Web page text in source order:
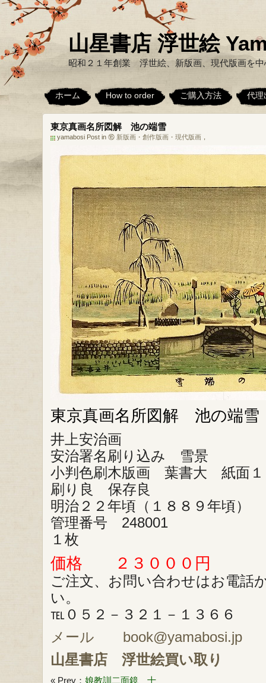
山星書店 浮世絵
昭和２１年創業 浮世絵、新版画、現代版画を
ホーム How to order ご購入方法 代理
東京真画名所図解 池の端雪
yamabosi Post in ⑯ 新版画・創作版画・現代版画 ，
東京真画名所図解 池の端雪
井上安治画
安治署名刷り込み 雪景
小判色刷木版画 葉書大 紙面１
刷り良 保存良
明治２２年頃（１８８９年頃）
管理番号 248001
１枚
価格 ２３０００円
ご注文、お問い合わせはお電話
い。
℡０５２－３２１－１３６６
メール book@yamabosi.jp
山星書店
浮世絵買い取り
« Prev： 娘教訓二面鏡 十